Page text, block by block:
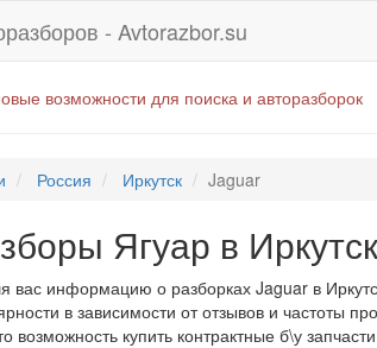
- Avtorazbor.su
возможности для поиска и авторазборок
Россия Иркутск Jaguar
Ягуар в
вас информацию о разборках Jaguar в
в зависимости от отзывов и частоты
возможность купить контрактные б\у